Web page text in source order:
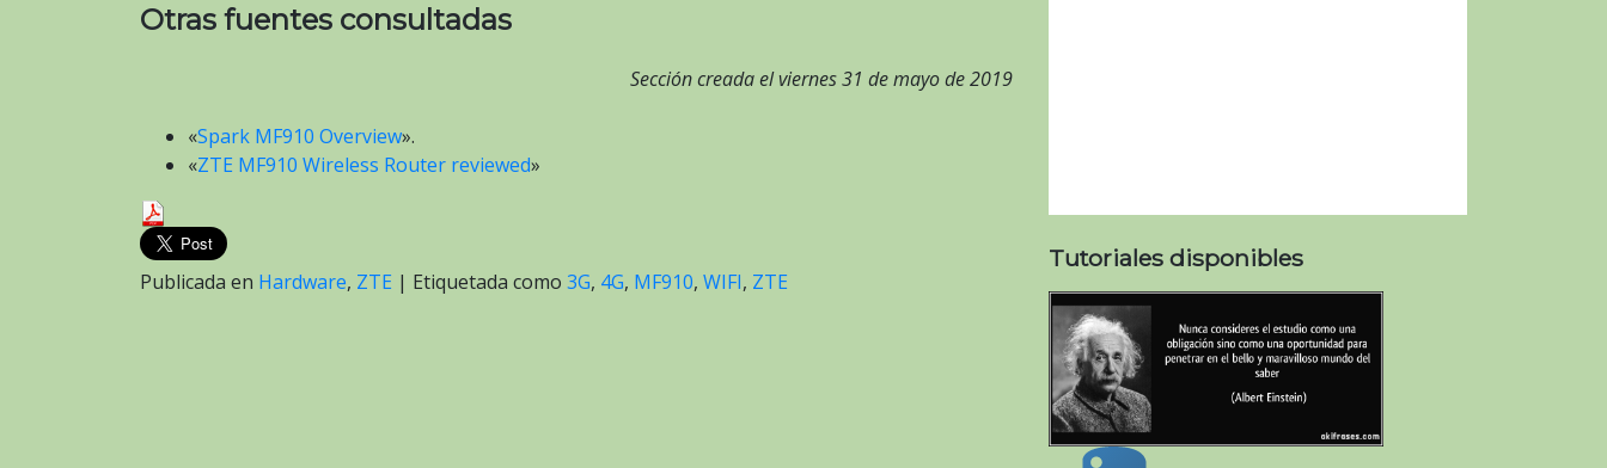
Otras fuentes consultadas
Sección creada el viernes 31 de mayo de 2019
«Spark MF910 Overview».
«ZTE MF910 Wireless Router reviewed»
Publicada en Hardware, ZTE | Etiquetada como 3G, 4G, MF910, WIFI, ZTE
Tutoriales disponibles